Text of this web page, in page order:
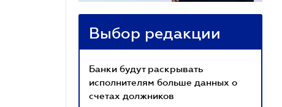
Выбор редакции
Банки будут раскрывать
исполнителям больше данных о
счетах должников